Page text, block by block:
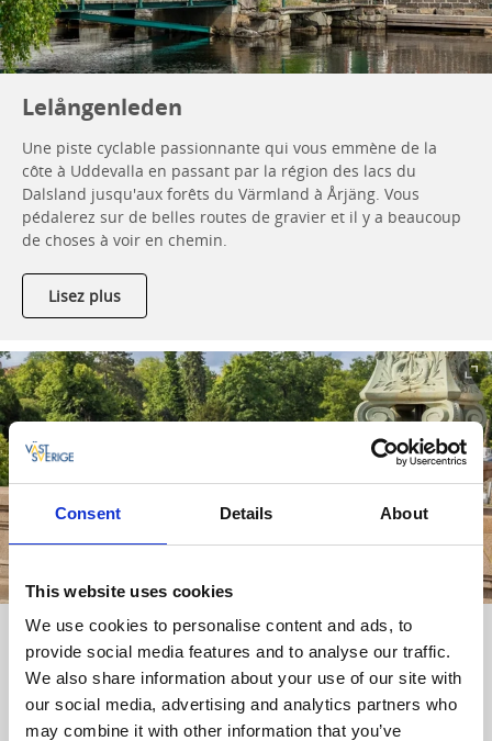
Consent Details About
This website uses cookies
We use cookies to personalise content and ads, to
provide social media features and to analyse our traffic.
We also share information about your use of our site with
our social media, advertising and analytics partners who
may combine it with other information that you’ve
Lelångenleden
Une piste cyclable passionnante qui vous emmène de la
côte à Uddevalla en passant par la région des lacs du
Dalsland jusqu'aux forêts du Värmland à Årjäng. Vous
pédalerez sur de belles routes de gravier et il y a beaucoup
de choses à voir en chemin.
Lisez plus
Ljungleden
Le Ljungleden qui s'étend de Göteborg à Falköping est aussi
pratique pour des excursions à la journée que pour des
séjours plus longs, avec de jolies haltes le long du chemin.